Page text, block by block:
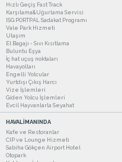
Hızlı Geçiş Fast Track
Karşılama&Uğurlama Servisi
ISG PORTPAL Sadakat Programı
Vale Park Hizmeti
Ulaşım
El Bagajı - Sıvı Kısıtlama
Buluntu Eşya
İç hat uçuş noktaları
Havayolları
Engelli Yolcular
Yurtdışı Çıkış Harcı
Vize İşlemleri
Giden Yolcu İşlemleri
Evcil Hayvanlarla Seyahat
HAVALİMANINDA
Kafe ve Restoranlar
CIP ve Lounge Hizmeti
Sabiha Gökçen Airport Hotel
Otopark